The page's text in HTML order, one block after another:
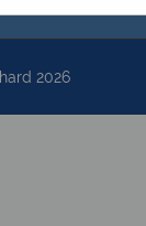
2026